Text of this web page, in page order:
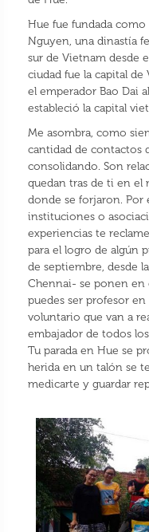
Hue fue fundada como
Nguyen, una dinastía
sur de Vietnam desde
ciudad fue la capital de
el emperador Bao Dai
estableció la capital
Me asombra, como
cantidad de contactos
consolidando. Son
quedan tras de ti en el
donde se forjaron. Por
instituciones o
experiencias te
para el logro de algún
de septiembre, desde
Chennai- se ponen
puedes ser profesor
voluntario que van a
embajador de todos
Tu parada en Hue se
herida en un talón se
medicarte y guardar